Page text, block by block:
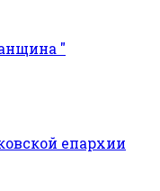
"
епархии